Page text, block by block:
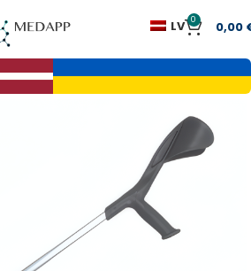
LV 0 0,00